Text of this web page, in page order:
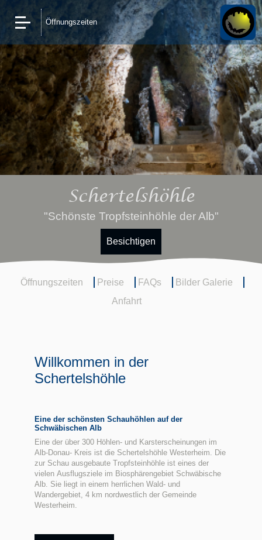
Öffnungszeiten
Schertelshöhle
"Schönste Tropfsteinhöhle der Alb"
Besichtigen
Öffnungszeiten Preise FAQs
Bilder Galerie
Anfahrt
Willkommen in der
Schertelshöhle
Eine der schönsten Schauhöhlen auf der
Schwäbischen Alb
Eine der über 300 Höhlen- und Karsterscheinungen im
Alb-Donau- Kreis ist die Schertelshöhle Westerheim. Die
zur Schau ausgebaute Tropfsteinhöhle ist eines der
vielen Ausflugsziele im Biosphärengebiet Schwäbische
Alb. Sie liegt in einem herrlichen Wald- und
Wandergebiet, 4 km nordwestlich der Gemeinde
Westerheim.